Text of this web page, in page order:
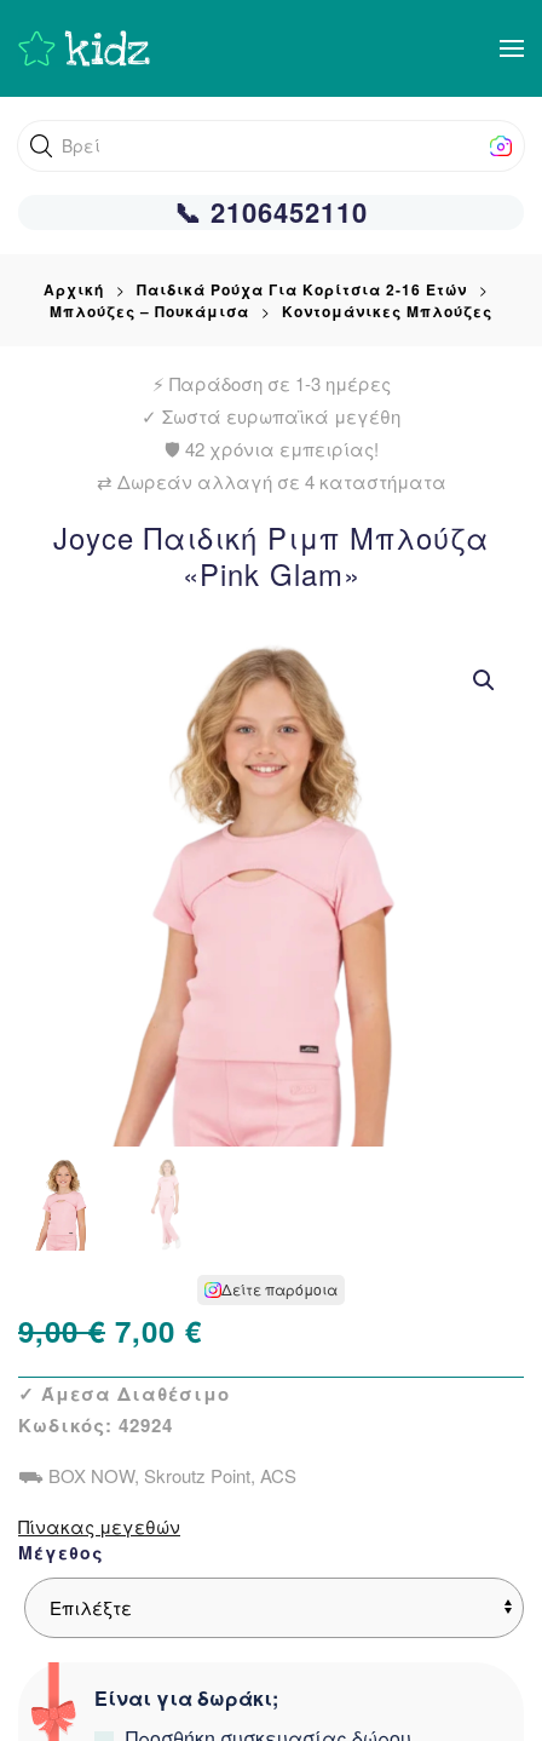
Skip
to
content
Βρείτε αυτό
📞 2106452110
Αρχική
Παιδικά Ρούχα Για Κορίτσια 2-16 Ετών
Μπλούζες – Πουκάμισα
Κοντομάνικες Μπλούζες
⚡ Παράδοση σε 1-3 ημέρες
✓ Σωστά ευρωπαϊκά μεγέθη
🛡️ 42 χρόνια εμπειρίας!
⇄ Δωρεάν αλλαγή σε 4 καταστήματα
Joyce Παιδική Ριμπ Μπλούζα
«Pink Glam»
Δείτε παρόμοια
9,00€ Original
price
was:
7,00 €
τρέχουσα
τιμή
7,00 €.
✓ Άμεσα Διαθέσιμο
Κωδικός: 42924
⛟ BOX NOW, Skroutz Point, ACS
Πίνακας μεγεθών
Μέγεθος
Είναι για δωράκι;